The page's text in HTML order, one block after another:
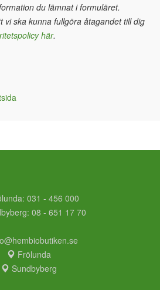
du lämnat i formuläret.
vi ska kunna fullgöra åtagandet till dig
här.
031 - 456 000
08 - 651 17 70
Frölunda
Sundbyberg